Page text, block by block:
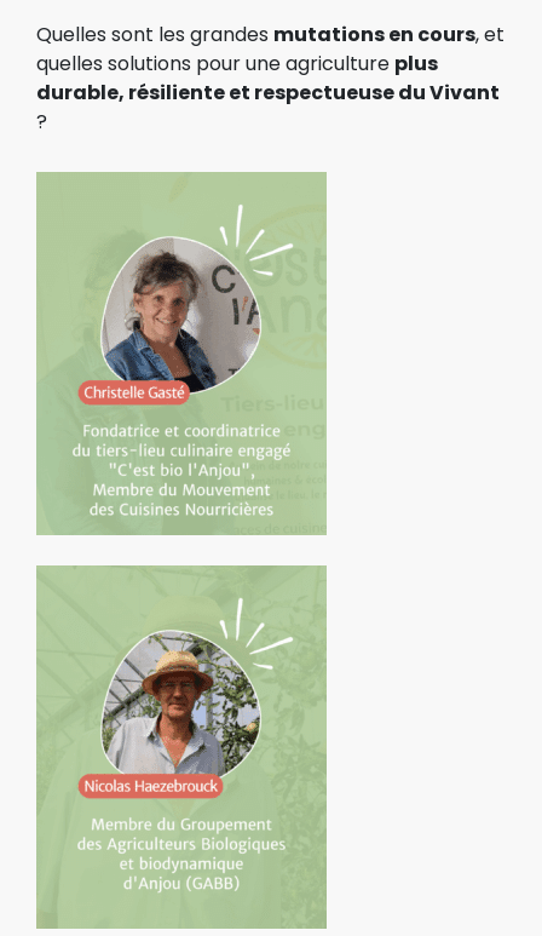
Quelles sont les grandes mutations en cours, et
quelles solutions pour une agriculture plus
durable, résiliente et respectueuse du Vivant
?